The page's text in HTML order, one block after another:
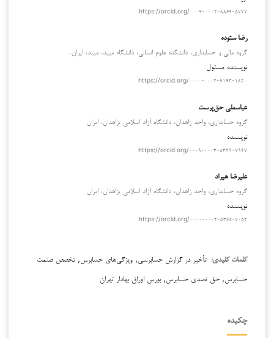
https://orcid.org/۰۰۰۹-۰۰۰۲-۸۸۶۹-۵۷۷۷
رضا ستوده
گروه مالی و حسابداری، دانشکده علوم انسانی، دانشگاه میبد، میبد، ایران.
نویسنده مسئول
https://orcid.org/۰۰۰۰-۰۰۰۲-۹۱۴۳-۱۸۲۰
عباسعلی حق‌پرست
گروه حسابداری، واحد زاهدان، دانشگاه آزاد اسلامی ،زاهدان، ایران
نویسنده
https://orcid.org/۰۰۰۹-۰۰۰۳-۸۳۴۹-۷۹۴۷
علیرضا هیراد
گروه حسابداری، واحد زاهدان، دانشگاه آزاد اسلامی ،زاهدان، ایران
نویسنده
https://orcid.org/۰۰۰۰-۰۰۰۲-۵۳۶۵-۷۰۵۲
کلمات کلیدی: تأخیر در گزارش حسابرسی, ویژگی‌های حسابرس, تخصص صنعت
حسابرس, حق تصدی حسابرس, بورس اوراق بهادار تهران
چکیده